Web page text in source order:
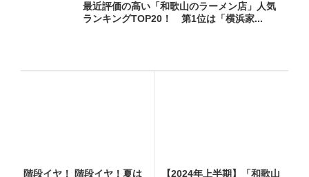
最近評価の高い「和歌山のラーメン店」人気
ランキングTOP20！ 第1位は「横浜家...
階段イヤ！ 階段イヤ！夏は 【2024年上半期】「和歌山